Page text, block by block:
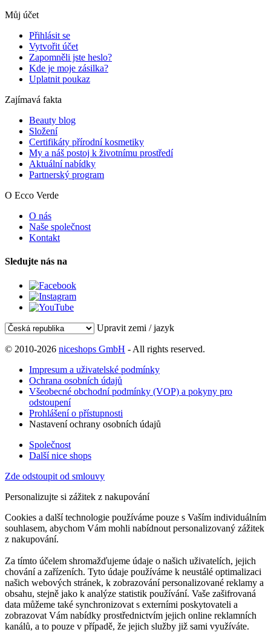
Můj účet
Přihlásit se
Vytvořit účet
Zapomněli jste heslo?
Kde je moje zásilka?
Uplatnit poukaz
Zajímavá fakta
Beauty blog
Složení
Certifikáty přírodní kosmetiky
My a náš postoj k životnímu prostředí
Aktuální nabídky
Partnerský program
O Ecco Verde
O nás
Naše společnost
Kontakt
Sledujte nás na
Upravit zemi / jazyk
© 2010-2026 niceshops GmbH - All rights reserved.
Impresum a uživatelské podmínky
Ochrana osobních údajů
Všeobecné obchodní podmínky (VOP) a pokyny pro
odstoupení
Prohlášení o přístupnosti
Nastavení ochrany osobních údajů
Společnost
Další nice shops
Zde odstoupit od smlouvy
Personalizujte si zážitek z nakupování
Cookies a další technologie používáme pouze s Vaším individuálním
souhlasem, abychom Vám mohli nabídnout personalizovaný zážitek
z nakupování.
Za tímto účelem shromažďujeme údaje o našich uživatelích, jejich
chování a zařízeních. Tyto údaje používáme k neustálé optimalizaci
našich webových stránek, k zobrazování personalizované reklamy a
obsahu, stejně jako k analýze statistik používání. Vaše zašifrovaná
data můžeme také synchronizovat s externími poskytovateli a
zobrazovat Vám nabídky prostřednictvím jejich online reklamních
kanálů, a to pouze v případě, že jejich služby již sami využíváte.